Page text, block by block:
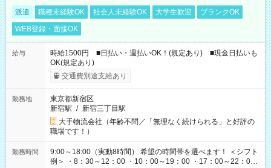
派遣 職種未経験OK 社会人未経験OK 大学生歓迎
ブランクOK
WEB登録・面接OK
給与
時給1500円 ■日払い・週払いOK！(規定あり) ■現金日払いも
OK(規定あり)
交通費別途支給あり
勤務地
東京都新宿区
新宿駅 / 新宿三丁目駅
大手物流会社（年齢不問／「無理なく続けられる」と好評の
職場です！）
勤務時間
9:00～18:00（実動8時間） 希望の時間帯を選べます！ ＜シフト
例＞ ・8：30～12：00 ・10：00～19：00 ・17：00～22：00